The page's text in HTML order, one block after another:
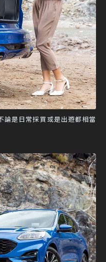
論是日常採買或是出遊都相當